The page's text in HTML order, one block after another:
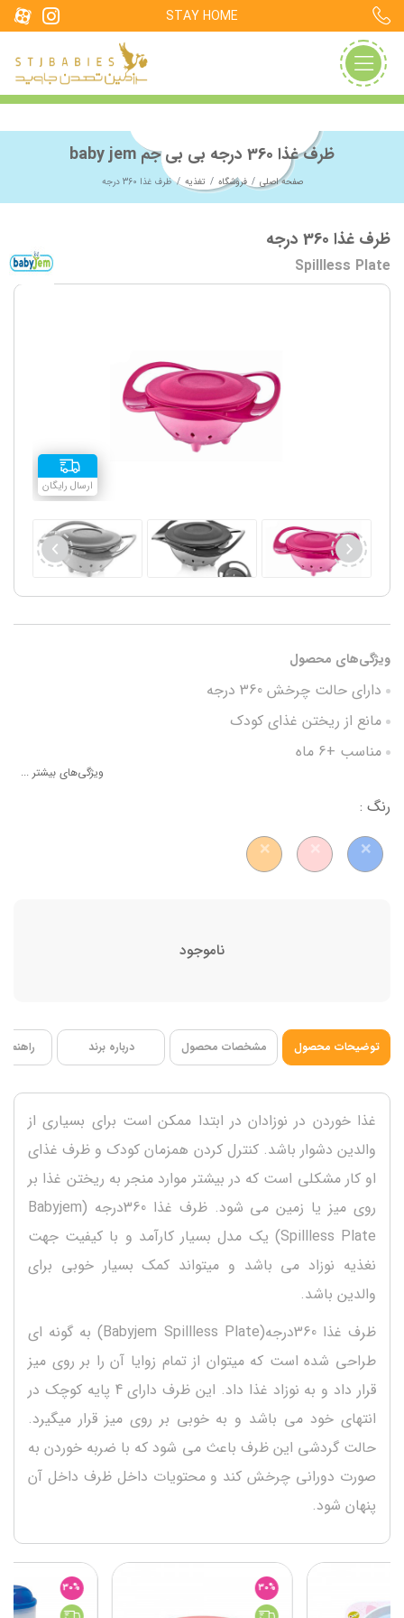
STAY HOME
ظرف غذا 360 درجه بی بی جم baby jem
صفحه اصلی فروشگاه تغذیه ظرف غذا 360 درجه
ظرف غذا 360 درجه
Spillless Plate
ارسال رایگان
ویژگی‌های محصول
دارای حالت چرخش 360 درجه
مانع از ریختن غذای کودک
مناسب +6 ماه
ویژگی‌های بیشتر ...
رنگ :
ناموجود
توضیحات محصول مشخصات محصول درباره برند
غذا خوردن در نوزادان در ابتدا ممکن است برای بسیاری از
والدین دشوار باشد. کنترل کردن همزمان کودک و ظرف غذای
او کار مشکلی است که در بیشتر موارد منجر به ریختن غذا بر
روی میز یا زمین می شود. ظرف غذا 360درجه (Babyjem
Spillless Plate) یک مدل بسیار کارآمد و با کیفیت جهت
نغذیه نوزاد می باشد و میتواند کمک بسیار خوبی برای
والدین باشد.
ظرف غذا 360درجه(Babyjem Spillless Plate) به گونه ای
طراحی شده است که میتوان از تمام زوایا آن را بر روی میز
قرار داد و به نوزاد غذا داد. این ظرف دارای 4 پایه کوچک در
انتهای خود می باشد و به خوبی بر روی میز قرار میگیرد.
حالت گردشی این ظرف باعث می شود که با ضربه خوردن به
صورت دورانی چرخش کند و محتویات داخل ظرف داخل آن
پنهان شود.
30%
30%